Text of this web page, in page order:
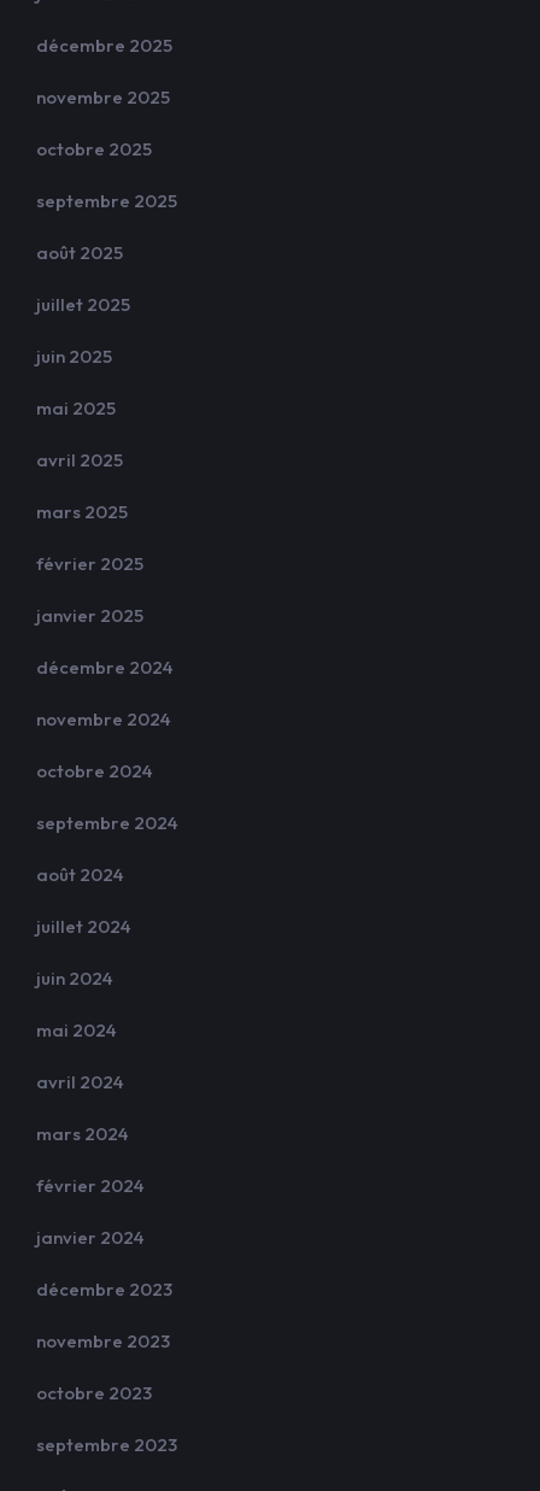
décembre 2025
novembre 2025
octobre 2025
septembre 2025
août 2025
juillet 2025
juin 2025
mai 2025
avril 2025
mars 2025
février 2025
janvier 2025
décembre 2024
novembre 2024
octobre 2024
septembre 2024
août 2024
juillet 2024
juin 2024
mai 2024
avril 2024
mars 2024
février 2024
janvier 2024
décembre 2023
novembre 2023
octobre 2023
septembre 2023